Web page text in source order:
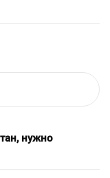
нужно